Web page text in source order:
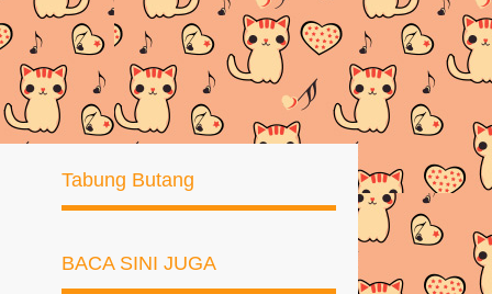
Tabung Butang
BACA SINI JUGA